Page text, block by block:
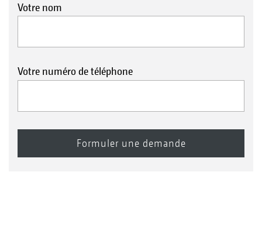
Votre nom
Votre numéro de téléphone